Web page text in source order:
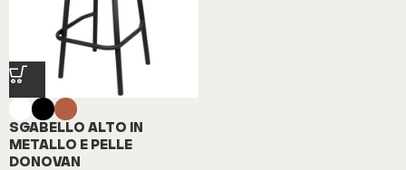
SGABELLO ALTO IN
METALLO E PELLE
DONOVAN